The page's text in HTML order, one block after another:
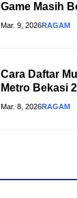
Game Masih
Mar. 9, 2026RAGAM
Cara Daftar
Metro Bekasi
Mar. 8, 2026RAGAM